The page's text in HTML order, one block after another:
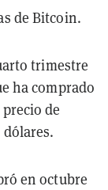
de Bitcoin.
trimestre
ha comprado
de
dólares.
en octubre